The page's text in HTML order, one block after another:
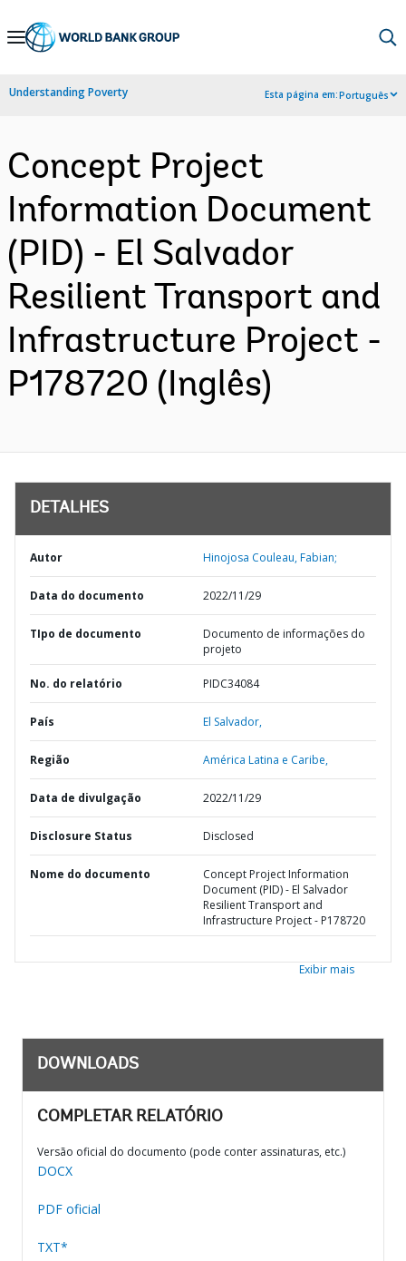
Skip
Navigation
Understanding Poverty Esta página em:Português
Concept Project
Information Document
(PID) - El Salvador
Resilient Transport and
Infrastructure Project -
P178720 (Inglês)
DETALHES
Autor Hinojosa Couleau, Fabian;
Data do documento 2022/11/29
TIpo de documento
Documento de informações do
projeto
No. do relatório PIDC34084
País El Salvador,
Região América Latina e Caribe,
Data de divulgação 2022/11/29
Disclosure Status Disclosed
Nome do documento
Concept Project Information
Document (PID) - El Salvador
Resilient Transport and
Infrastructure Project - P178720
Exibir mais
DOWNLOADS
COMPLETAR RELATÓRIO
Versão oficial do documento (pode conter assinaturas, etc.)
DOCX
PDF oficial
TXT*